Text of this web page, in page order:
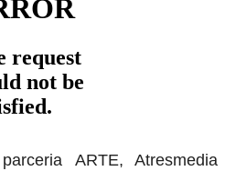
ARTE, Atresmedia